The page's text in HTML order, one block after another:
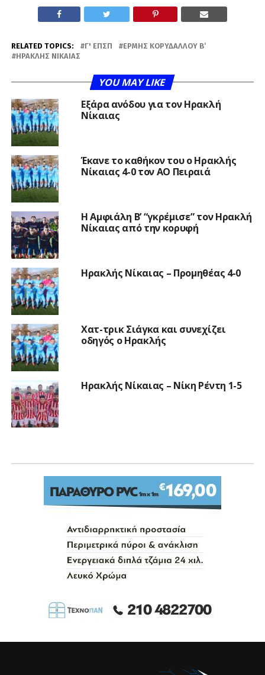
RELATED TOPICS: Γ' ΕΠΣΠ
ΕΡΜΉΣ ΚΟΡΥΔΑΛΛΟΎ Β’
ΗΡΑΚΛΉΣ ΝΊΚΑΙΑΣ
YOU MAY LIKE
Εξάρα ανόδου για τον Ηρακλή
Νίκαιας
Έκανε το καθήκον του ο Ηρακλής
Νίκαιας 4-0 τον ΑΟ Πειραιά
Η Αμφιάλη Β’ “γκρέμισε” τον Ηρακλή
Νίκαιας από την κορυφή
Ηρακλής Νίκαιας – Προμηθέας 4-0
Χατ-τρικ Σιάγκα και συνεχίζει
οδηγός ο Ηρακλής
Ηρακλής Νίκαιας – Νίκη Ρέντη 1-5